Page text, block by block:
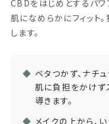
CBDをはじめとするパ
肌になめらかにフィット
します。
◆ ベタつかず、ナチ
肌に負担をかけず
導きます。
◆ メイクの上から、